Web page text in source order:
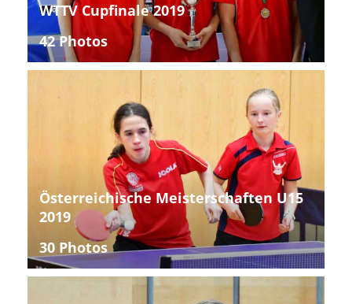
WTTV Cupfinale 2019
42 Photos
Österreichische Meisterschaften U15
2019
30 Photos